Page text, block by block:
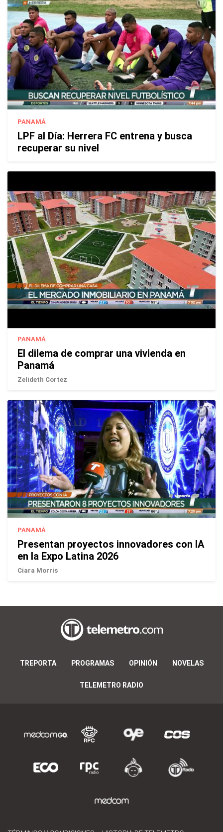
PANAMÁ
LPF al Día: Herrera FC entrena y busca
recuperar su nivel
PANAMÁ
El dilema de comprar una vivienda en
Panamá
Zelideth Cortez
PANAMÁ
Presentan proyectos innovadores con IA
en la Expo Latina 2026
Ciara Morris
TREPORTA PROGRAMAS OPINIÓN NOVELAS
TELEMETRO RADIO